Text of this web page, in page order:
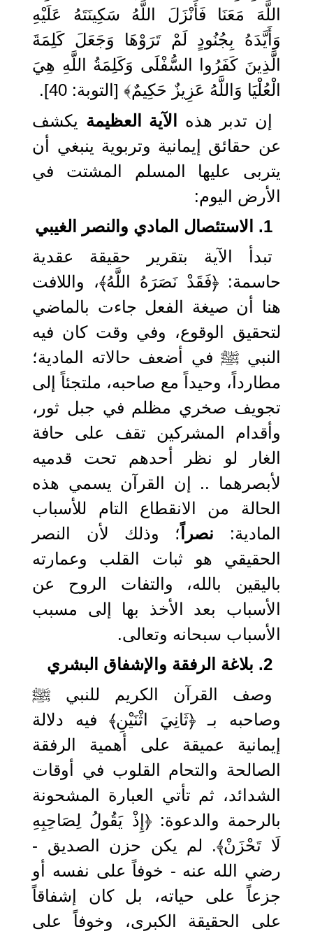
اللَّهَ مَعَنَا فَأَنْزَلَ اللَّهُ سَكِينَتَهُ عَلَيْهِ
وَأَيَّدَهُ بِجُنُودٍ لَمْ تَرَوْهَا وَجَعَلَ كَلِمَةَ
الَّذِينَ كَفَرُوا السُّفْلَى وَكَلِمَةُ اللَّهِ هِيَ
الْعُلْيَا وَاللَّهُ عَزِيزٌ حَكِيمٌ﴾ [التوبة: 40].
إن تدبر هذه
الآية العظيمة يكشف
عن حقائق إيمانية وتربوية ينبغي أن
يتربى عليها المسلم المشتت في
الأرض اليوم:
1. الاستئصال المادي والنصر الغيبي
تبدأ الآية بتقرير حقيقة عقدية
حاسمة: ﴿فَقَدْ نَصَرَهُ اللَّهُ﴾، واللافت
هنا أن صيغة الفعل جاءت بالماضي
لتحقيق الوقوع، وفي وقت كان فيه
النبي ﷺ في أضعف حالاته المادية؛
مطارداً، وحيداً مع صاحبه، ملتجئاً إلى
تجويف صخري مظلم في جبل ثور،
وأقدام المشركين تقف على حافة
الغار لو نظر أحدهم تحت قدميه
لأبصرهما .. إن القرآن يسمي هذه
الحالة من الانقطاع التام للأسباب
المادية: نصراً ؛ وذلك لأن النصر
الحقيقي هو ثبات القلب وعمارته
باليقين بالله، والتفات الروح عن
الأسباب بعد الأخذ بها إلى مسبب
الأسباب سبحانه وتعالى.
2. بلاغة الرفقة والإشفاق البشري
وصف القرآن الكريم للنبي ﷺ
وصاحبه بـ ﴿ثَانِيَ اثْنَيْنِ﴾ فيه دلالة
إيمانية عميقة على أهمية الرفقة
الصالحة والتحام القلوب في أوقات
الشدائد، ثم تأتي العبارة المشحونة
بالرحمة والدعوة: ﴿إِذْ يَقُولُ لِصَاحِبِهِ
لَا تَحْزَنْ﴾. لم يكن حزن الصديق -
رضي الله عنه - خوفاً على نفسه أو
جزعاً على حياته، بل كان إشفاقاً
على الحقيقة الكبرى، وخوفاً على